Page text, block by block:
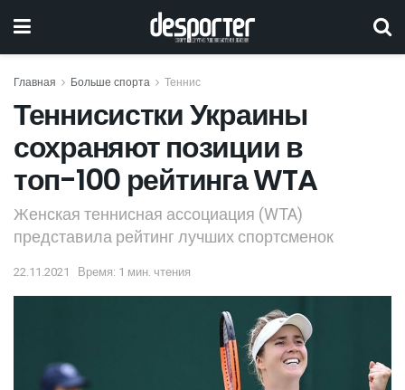
Главная Больше спорта Теннис
Теннисистки Украины
сохраняют позиции в
топ-100 рейтинга WTA
Женская теннисная ассоциация (WTA)
представила рейтинг лучших спортсменок
22.11.2021 Время: 1 мин. чтения